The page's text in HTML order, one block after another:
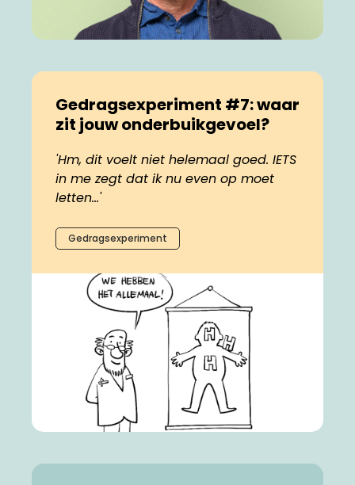
Gedragsexperiment #7: waar
zit jouw onderbuikgevoel?
'Hm, dit voelt niet helemaal goed. IETS
in me zegt dat ik nu even op moet
letten...'
Gedragsexperiment